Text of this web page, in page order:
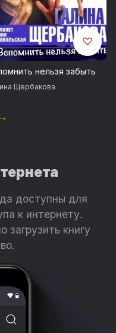
нельзя забыть
Щербакова
доступны для
к интернету.
загрузить книгу